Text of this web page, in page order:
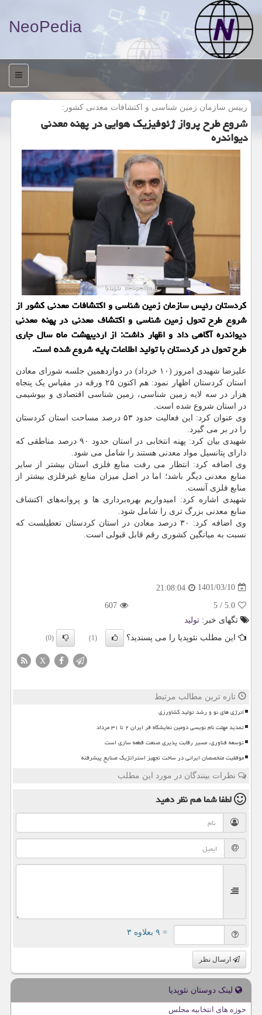
NeoPedia
منو
رییس سازمان زمین شناسی و اكتشافات معدنی كشور:
شروع طرح پرواز ژئوفیزیک هوایی در پهنه معدنی
دیواندره
کردستان رئیس سازمان زمین شناسی و اکتشافات معدنی کشور از
شروع طرح تحول زمین شناسی و اکتشاف معدنی در پهنه معدنی
دیواندره آگاهی داد و اظهار داشت: از اردیبهشت ماە سال جاری
طرح تحول در کردستان با تولید اطلاعات پایە شروع شدە است.
علیرضا شهیدی امروز (۱۰ خرداد) در دوازدهمین جلسە شورای معادن
استان کردستان اظهار نمود: هم اکنون ۲۵ ورقە در مقیاس یک پنجاە
هزار در سە لایە زمین شناسی، زمین شناسی اقتصادی و بیوشیمی
در استان شروع شدە است.
وی عنوان کرد: این فعالیت حدود ۵۳ درصد مساحت استان کردستان
را در بر می گیرد.
شهیدی بیان کرد: پهنە انتخابی در استان حدود ۹۰ درصد مناطقی کە
دارای پتانسیل مواد معدنی هستند را شامل می شود.
وی اضافە کرد: انتظار می رفت منابع فلزی استان بیشتر از سایر
منابع معدنی دیگر باشد؛ اما در اصل میزان منابع غیرفلزی بیشتر از
منابع فلزی آنست.
شهیدی اشاره کرد: امیدواریم بهرەبرداری ها و پروانەهای اکتشاف
منابع معدنی بزرگ تری را شامل شود.
وی اضافە کرد: ۳۰ درصد معادن در استان کردستان تعطیلست کە
نسبت بە میانگین کشوری رقم قابل قبولی است.
1401/03/10
21:08:04
5.0
/
5
607
تگهای خبر: تولید
این مطلب نئوپدیا را می پسندید؟
(1)
(0)
X
تازه ترین مطالب مرتبط
انرژی های نو و رشد تولید کشاورزی
تمدید مهلت نام نویسی دومین نمایشگاه فر ایران ۲ تا ۳۱ مرداد
توسعه فناوری، مسیر رقابت پذیری صنعت قطعه سازی است
موفقیت متخصصان ایرانی در ساخت تجهیز استراتژیک صنایع پیشرفته
نظرات بینندگان در مورد این مطلب
لطفا شما همنظر دهید
= ۹ بعلاوه ۳
ارسال نظر
لینک دوستان نئوپدیا
حوزه های انتخابیه مجلس